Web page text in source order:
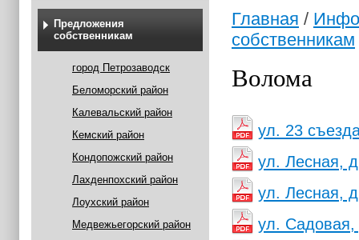
Предложения
собственникам
город Петрозаводск
Беломорский район
Калевальский район
Кемский район
Кондопожский район
Лахденпохский район
Лоухский район
Медвежьегорский район
Главная /
собственникам
Волома
ул. 23
ул. Лесная,
ул. Лесная,
ул. Садовая,